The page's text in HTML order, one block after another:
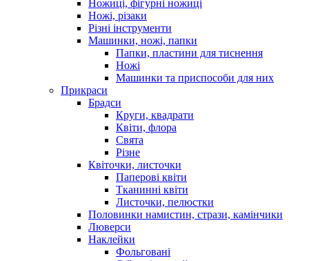
Ножиці, фігурні ножиці
Ножі, різаки
Різні інструменти
Машинки, ножі, папки
Папки, пластини для тиснення
Ножі
Машинки та приспособи для них
Прикраси
Брадси
Круги, квадрати
Квіти, флора
Свята
Різне
Квіточки, листочки
Паперові квіти
Тканинні квіти
Листочки, пелюстки
Половинки намистин, стрази, камінчики
Люверси
Наклейки
Фольговані